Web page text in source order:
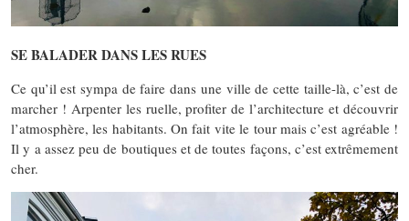
SE BALADER DANS LES RUES
Ce qu’il est sympa de faire dans une ville de cette taille-là, c’est de
marcher ! Arpenter les ruelle, profiter de l’architecture et découvrir
l’atmosphère, les habitants. On fait vite le tour mais c’est agréable !
Il y a assez peu de boutiques et de toutes façons, c’est extrêmement
cher.